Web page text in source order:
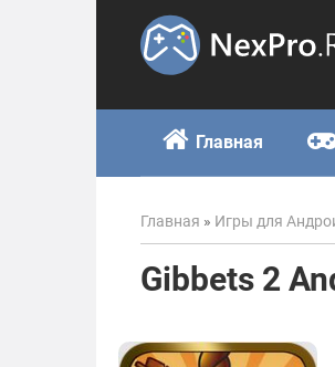
Главная
Главная » Игры для
Gibbets 2